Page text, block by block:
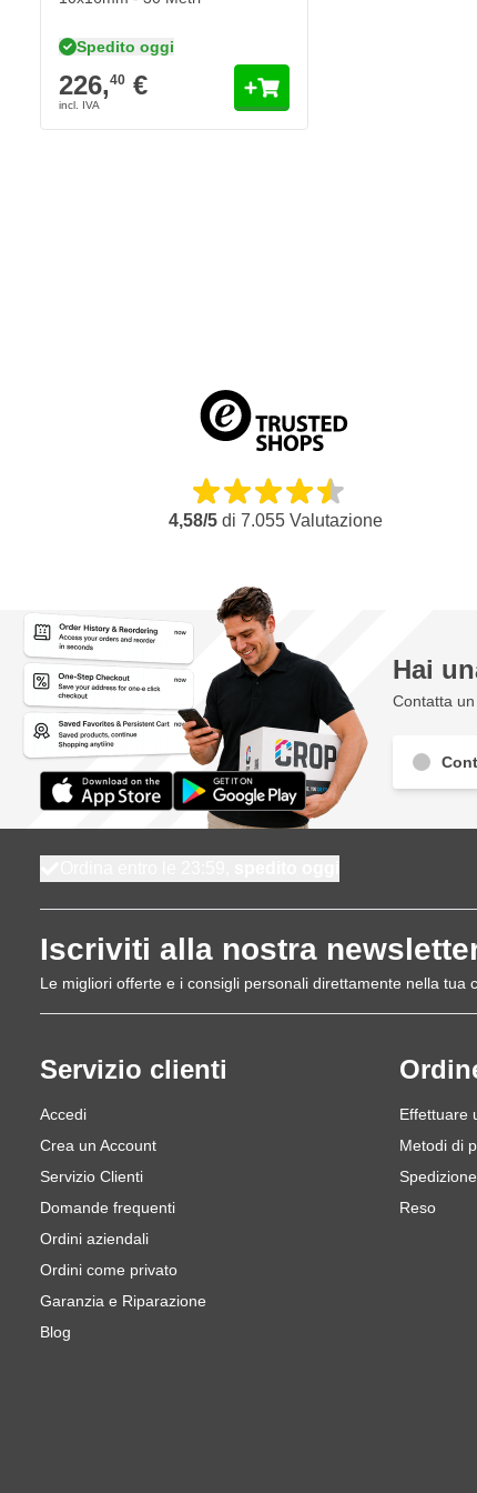
Spedito oggi
226,40 €
4,58/5di 7.055Valutazione
Hai
Contatta
Iscriviti alla nostra
Le migliori offerte e i consigli personali direttamente nella tua
Servizio clienti
Accedi
Crea un Account
Servizio Clienti
Domande frequenti
Ordini aziendali
Ordini come privato
Garanzia e Riparazione
Blog
Effettuare
Metodi di
Reso